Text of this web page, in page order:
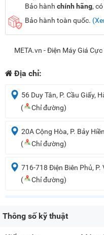
Bảo hành chính hãng,
Bảo hành toàn quốc.
META.vn - Điện Máy Giá
Địa chỉ:
56 Duy Tân, P. Cầu Giấy,
(
Chỉ đường)
20A Cộng Hòa, P. Bảy
(
Chỉ đường)
716-718 Điện Biên Phủ, P.
(
Chỉ đường)
Thông số kỹ thuật